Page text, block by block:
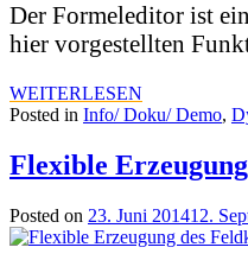
Der Formeleditor ist
hier vorgestellten
WEITERLESEN
Posted in Info/ Doku/ Demo,
Flexible
Posted on 23. Juni 201412.